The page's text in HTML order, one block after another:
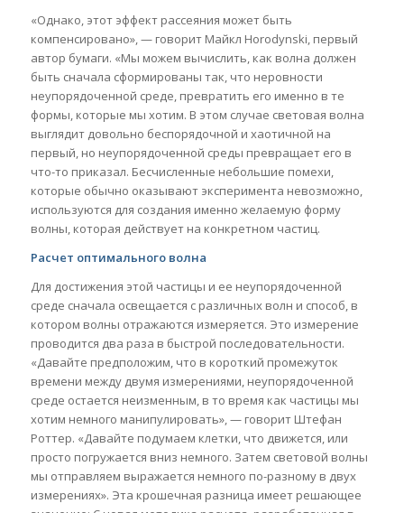
«Однако, этот эффект рассеяния может быть
компенсировано», — говорит Майкл Horodynski, первый
автор бумаги. «Мы можем вычислить, как волна должен
быть сначала сформированы так, что неровности
неупорядоченной среде, превратить его именно в те
формы, которые мы хотим. В этом случае световая волна
выглядит довольно беспорядочной и хаотичной на
первый, но неупорядоченной среды превращает его в
что-то приказал. Бесчисленные небольшие помехи,
которые обычно оказывают эксперимента невозможно,
используются для создания именно желаемую форму
волны, которая действует на конкретном частиц.
Расчет оптимального волна
Для достижения этой частицы и ее неупорядоченной
среде сначала освещается с различных волн и способ, в
котором волны отражаются измеряется. Это измерение
проводится два раза в быстрой последовательности.
«Давайте предположим, что в короткий промежуток
времени между двумя измерениями, неупорядоченной
среде остается неизменным, в то время как частицы мы
хотим немного манипулировать», — говорит Штефан
Роттер. «Давайте подумаем клетки, что движется, или
просто погружается вниз немного. Затем световой волны
мы отправляем выражается немного по-разному в двух
измерениях». Эта крошечная разница имеет решающее